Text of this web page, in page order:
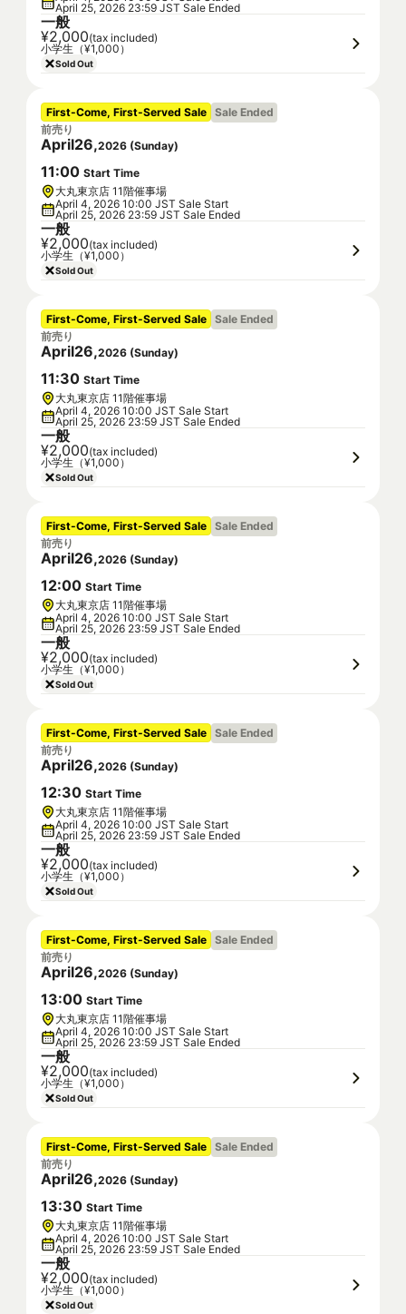
April 25, 2026 23:59 JST Sale Ended
一般
¥2,000(tax included)
小学生（¥1,000）
Sold Out
First-Come, First-Served Sale Sale Ended
前売り
April26,2026 (Sunday)
11:00 Start Time
大丸東京店 11階催事場
April 4, 2026 10:00 JST Sale Start
April 25, 2026 23:59 JST Sale Ended
一般
¥2,000(tax included)
小学生（¥1,000）
Sold Out
First-Come, First-Served Sale Sale Ended
前売り
April26,2026 (Sunday)
11:30 Start Time
大丸東京店 11階催事場
April 4, 2026 10:00 JST Sale Start
April 25, 2026 23:59 JST Sale Ended
一般
¥2,000(tax included)
小学生（¥1,000）
Sold Out
First-Come, First-Served Sale Sale Ended
前売り
April26,2026 (Sunday)
12:00 Start Time
大丸東京店 11階催事場
April 4, 2026 10:00 JST Sale Start
April 25, 2026 23:59 JST Sale Ended
一般
¥2,000(tax included)
小学生（¥1,000）
Sold Out
First-Come, First-Served Sale Sale Ended
前売り
April26,2026 (Sunday)
12:30 Start Time
大丸東京店 11階催事場
April 4, 2026 10:00 JST Sale Start
April 25, 2026 23:59 JST Sale Ended
一般
¥2,000(tax included)
小学生（¥1,000）
Sold Out
First-Come, First-Served Sale Sale Ended
前売り
April26,2026 (Sunday)
13:00 Start Time
大丸東京店 11階催事場
April 4, 2026 10:00 JST Sale Start
April 25, 2026 23:59 JST Sale Ended
一般
¥2,000(tax included)
小学生（¥1,000）
Sold Out
First-Come, First-Served Sale Sale Ended
前売り
April26,2026 (Sunday)
13:30 Start Time
大丸東京店 11階催事場
April 4, 2026 10:00 JST Sale Start
April 25, 2026 23:59 JST Sale Ended
一般
¥2,000(tax included)
小学生（¥1,000）
Sold Out